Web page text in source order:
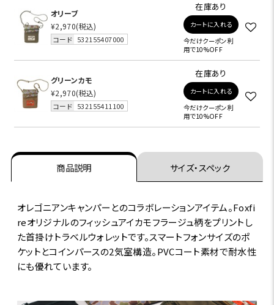
オリーブ
¥2,970(税込)
コード 532155407000
在庫あり
カートに入れる
今だけクーポン利
用で10%OFF
グリーンカモ
¥2,970(税込)
コード 532155411100
在庫あり
カートに入れる
今だけクーポン利
用で10%OFF
商品説明 サイズ・スペック
オレゴニアンキャンパーとのコラボレーションアイテム。Foxfi
reオリジナルのフィッシュアイカモフラージュ柄をプリントし
た首掛けトラベルウォレットです。スマートフォンサイズのポ
ケットとコインパースの2気室構造。PVCコート素材で耐水性
にも優れています。